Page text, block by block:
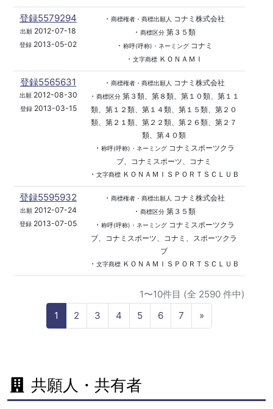
登録5579294
出願 2012-07-18
登録 2013-05-02
・ 商標権者・商標出願人
コナミ株式会社
・ 商標区分第３５類
・ 称呼(呼称)・ネーミングコナミ
・ 文字商標ＫＯＮＡＭＩ
登録5565631
出願2012-08-30
登録2013-03-15
・ 商標権者・商標出願人
コナミ株式会社
・ 商標区分第３類、第８類、第１０類、第１１
類、第１２類、第１４類、第１５類、第２０
類、第２１類、第２２類、第２６類、第２７
類、第４０類
・ 称呼(呼称)・ネーミングコナミスポーツクラ
ブ、コナミスポーツ、コナミ
・ 文字商標ＫＯＮＡＭＩＳＰＯＲＴＳＣＬＵＢ
登録5595932
出願2012-07-24
登録 2013-07-05
・ 商標権者・商標出願人
コナミ株式会社
・ 商標区分第３５類
・ 称呼(呼称)・ネーミングコナミスポーツクラ
ブ、コナミスポーツ、コナミ、スポーツクラ
ブ
・ 文字商標ＫＯＮＡＭＩＳＰＯＲＴＳＣＬＵＢ
1〜10件目 (全 2590 件中)
1
2 3 4 5 6 7 »
e
共願人・共有者